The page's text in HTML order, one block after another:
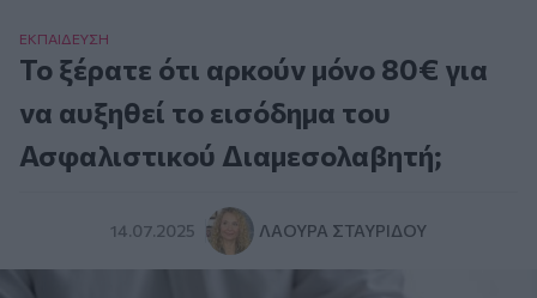
ΕΚΠΑΙΔΕΥΣΗ
Το ξέρατε ότι αρκούν μόνο 80€ για
να αυξηθεί το εισόδημα του
Ασφαλιστικού Διαμεσολαβητή;
14.07.2025 ΛΆΟΥΡΑ ΣΤΑΥΡΊΔΟΥ